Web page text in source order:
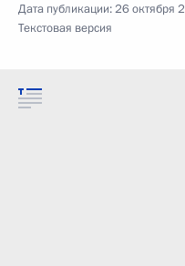
Дата публикации:26 октября
Текстовая версия